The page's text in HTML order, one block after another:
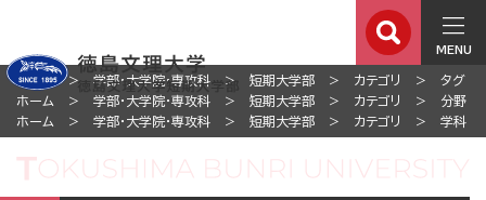
MENU
ホーム 学部・大学院・専攻科 短期大学部 カテゴリ
タグ
ホーム
学部・大学院・専攻科 短期大学部 カテゴリ
分野
ホーム
学部・大学院・専攻科 短期大学部 カテゴリ 学科